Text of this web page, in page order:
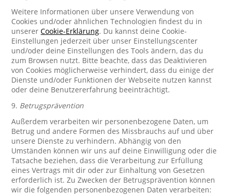
Weitere Informationen über unsere Verwendung von
Cookies und/oder ähnlichen Technologien findest du in
unsererCookie-Erklärung. Du kannst deine Cookie-
Einstellungen jederzeit über unser Einstellungscenter
und/oder deine Einstellungen des Tools ändern, das du
zum Browsen nutzt. Bitte beachte, dass das Deaktivieren
von Cookies möglicherweise verhindert, dass du einige der
Dienste und/oder Funktionen der Webseite nutzen kannst
oder deine Benutzererfahrung beeinträchtigt.
9. Betrugsprävention
Außerdem verarbeiten wir personenbezogene Daten, um
Betrug und andere Formen des Missbrauchs auf und über
unsere Dienste zu verhindern. Abhängig von den
Umständen können wir uns auf deine Einwilligung oder die
Tatsache beziehen, dass die Verarbeitung zur Erfüllung
eines Vertrags mit dir oder zur Einhaltung von Gesetzen
erforderlich ist. Zu Zwecken der Betrugsprävention können
wir die folgenden personenbezogenen Daten verarbeiten: